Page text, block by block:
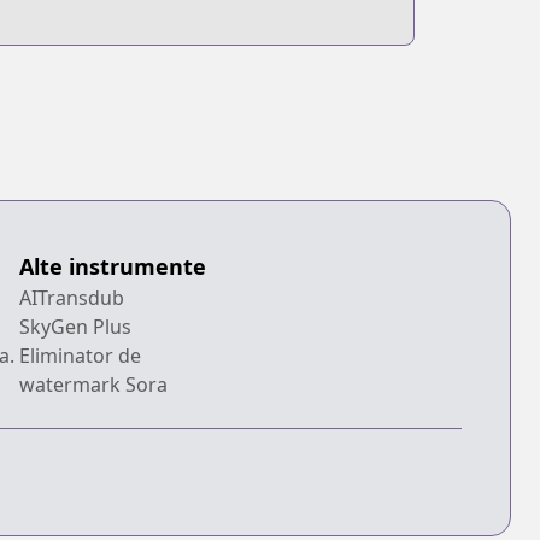
Alte instrumente
AITransdub
SkyGen Plus
Eliminator de
watermark Sora